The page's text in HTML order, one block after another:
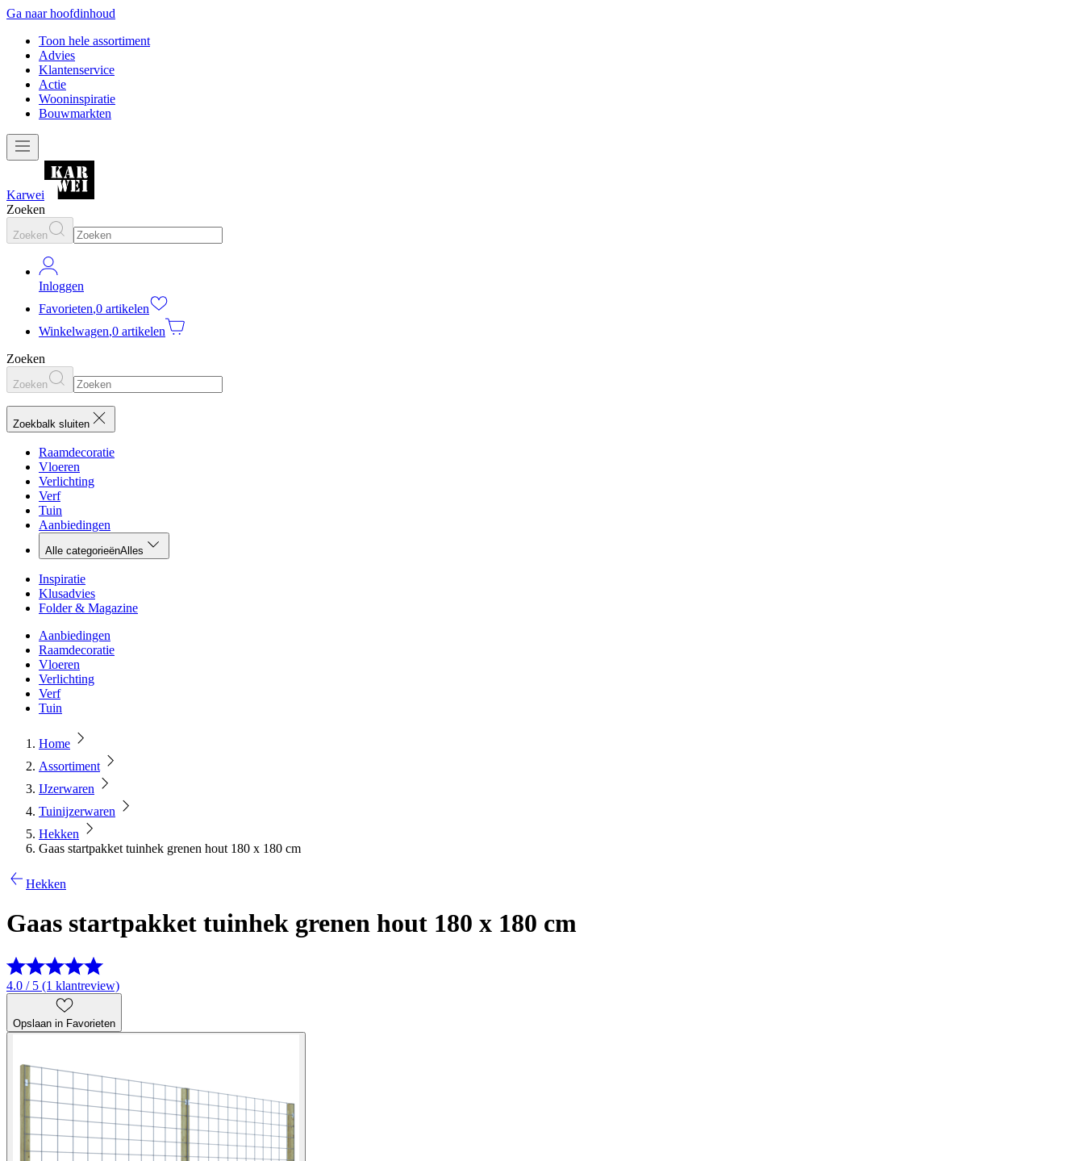
Ga naar hoofdinhoud
Toon hele assortiment
Advies
Klantenservice
Actie
Wooninspiratie
Bouwmarkten
Karwei
Zoeken
Zoeken
Inloggen
Favorieten,0 artikelen
Winkelwagen,0 artikelen
Zoeken
Zoeken
Zoekbalk sluiten
Raamdecoratie
Vloeren
Verlichting
Verf
Tuin
Aanbiedingen
Alle categorieënAlles
Inspiratie
Klusadvies
Folder & Magazine
Aanbiedingen
Raamdecoratie
Vloeren
Verlichting
Verf
Tuin
Home
Assortiment
IJzerwaren
Tuinijzerwaren
Hekken
Gaas startpakket tuinhek grenen hout 180 x 180 cm
Hekken
Gaas startpakket tuinhek grenen hout 180 x 180 cm
4.0 / 5 (1 klantreview)
Opslaan in Favorieten